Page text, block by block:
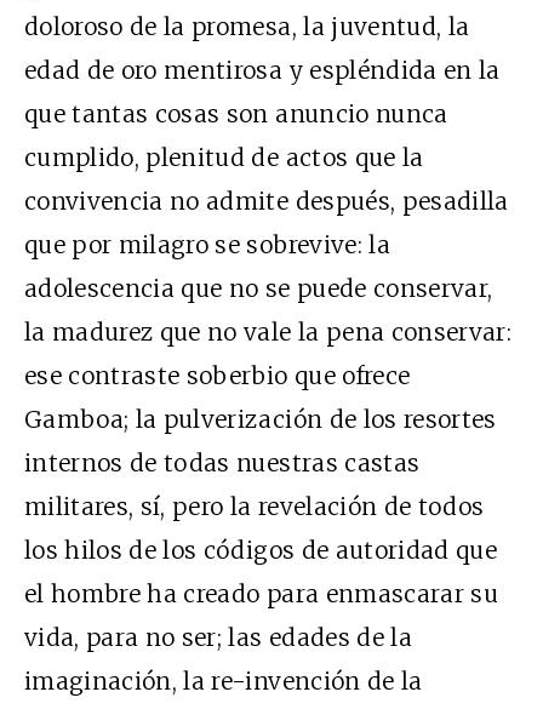
doloroso de la promesa, la juventud, la
edad de oro mentirosa y espléndida en la
que tantas cosas son anuncio nunca
cumplido, plenitud de actos que la
convivencia no admite después, pesadilla
que por milagro se sobrevive: la
adolescencia que no se puede conservar,
la madurez que no vale la pena conservar:
ese contraste soberbio que ofrece
Gamboa; la pulverización de los resortes
internos de todas nuestras castas
militares, sí, pero la revelación de todos
los hilos de los códigos de autoridad que
el hombre ha creado para enmascarar su
vida, para no ser; las edades de la
imaginación, la re-invención de la